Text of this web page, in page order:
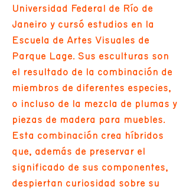
Universidad Federal de Río de
Janeiro y cursó estudios en la
Escuela de Artes Visuales de
Parque Lage. Sus esculturas son
el resultado de la combinación de
miembros de diferentes especies,
o incluso de la mezcla de plumas y
piezas de madera para muebles.
Esta combinación crea híbridos
que, además de preservar el
significado de sus componentes,
despiertan curiosidad sobre su